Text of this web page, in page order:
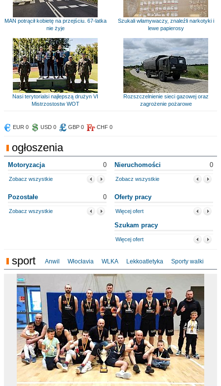
MAN potrącił kobietę na przejściu. 67-latka
nie żyje
Szukali włamywaczy, znaleźli narkotyki i
lewe papierosy
Nasi terytorialsi najlepszą drużyn VI
Mistrzostostw WOT
Rozszczelnienie sieci gazowej oraz
zagrożenie pożarowe
EUR 0 USD 0 GBP 0 CHF 0
ogłoszenia
Motoryzacja 0
Zobacz wszystkie
Nieruchomości 0
Zobacz wszystkie
Pozostałe 0
Zobacz wszystkie
Oferty pracy
Więcej ofert
Szukam pracy
Więcej ofert
sport Anwil Włocłavia WLKA Lekkoatletyka Sporty walki